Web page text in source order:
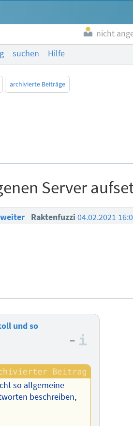
nicht
suchen Hilfe
archivierte Beiträge
Server
weiter Raktenfuzzi04.02.2021
und so
–
so allgemeine
beschreiben,